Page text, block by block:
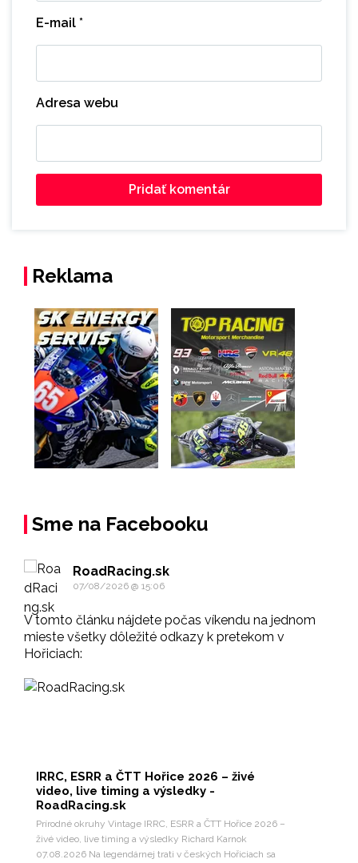
E-mail *
Adresa webu
Reklama
Sme na Facebooku
RoadRacing.sk
07/08/2026 @ 15:06
V tomto článku nájdete počas víkendu na jednom
mieste všetky dôležité odkazy k pretekom v
Hořiciach:
IRRC, ESRR a ČTT Hořice 2026 – živé
video, live timing a výsledky -
RoadRacing.sk
Prírodné okruhy Vintage IRRC, ESRR a ČTT Hořice 2026 –
živé video, live timing a výsledky Richard Karnok
07.08.2026 Na legendárnej trati v českých Hořiciach sa